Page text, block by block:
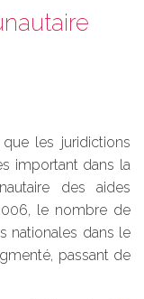
les juridictions
important dans la
des aides
le nombre de
nationales dans le
passant de